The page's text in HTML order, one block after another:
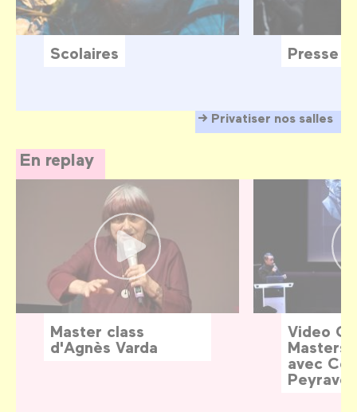
Privatiser nos salles
Scolaires Presse
En replay
Master class
d'Agnès Varda
Video
avec